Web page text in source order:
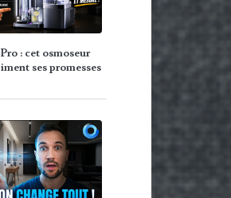
: cet osmoseur
ses promesses